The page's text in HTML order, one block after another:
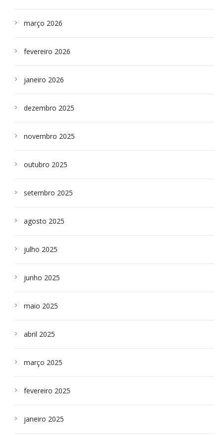
março 2026
fevereiro 2026
janeiro 2026
dezembro 2025
novembro 2025
outubro 2025
setembro 2025
agosto 2025
julho 2025
junho 2025
maio 2025
abril 2025
março 2025
fevereiro 2025
janeiro 2025